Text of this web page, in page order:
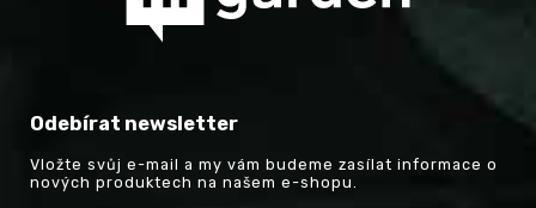
Odebírat newsletter
Vložte svůj e-mail a my vám budeme zasílat informace o
nových produktech na našem e-shopu.